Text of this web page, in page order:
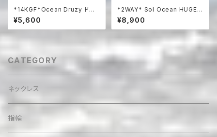
*14KGF*Ocean Druzy ドゥ
ルージーのアクアマリン&プレナ
イトビーチブレスレット /
¥5,600
*2WAY* Sol Ocean HUGE
Chalcedony 特大ブルーカル
セドニーの太陽とアマゾナイト
ネックレス
¥8,900
CATEGORY
ネックレス
指輪